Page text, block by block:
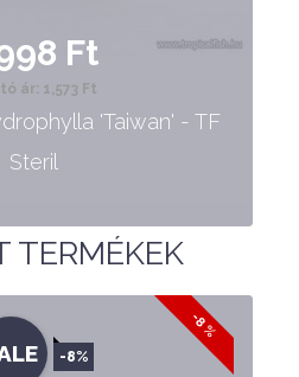
Ft
ár: 1,573 Ft
'Taiwan' - TF
Steril
TERMÉKEK
-8 %
-8%